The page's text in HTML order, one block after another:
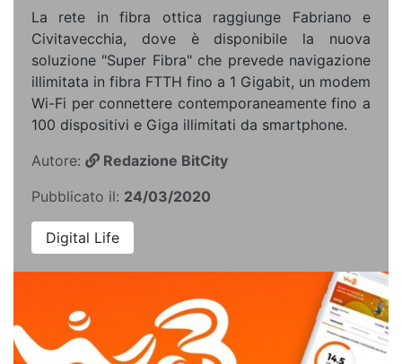
La rete in fibra ottica raggiunge Fabriano e
Civitavecchia, dove è disponibile la nuova
soluzione "Super Fibra" che prevede navigazione
illimitata in fibra FTTH fino a 1 Gigabit, un modem
Wi-Fi per connettere contemporaneamente fino a
100 dispositivi e Giga illimitati da smartphone.
Autore:
Redazione BitCity
Pubblicato il: 24/03/2020
Digital Life